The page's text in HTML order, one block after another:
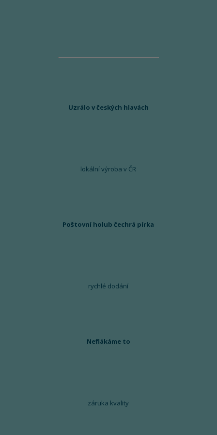
Uzrálo v českých hlavách
lokální výroba v ČR
Poštovní holub čechrá pírka
rychlé dodání
Neflákáme to
záruka kvality